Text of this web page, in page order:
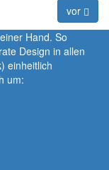
vor
Hand. So
Design in allen
einheitlich
um: